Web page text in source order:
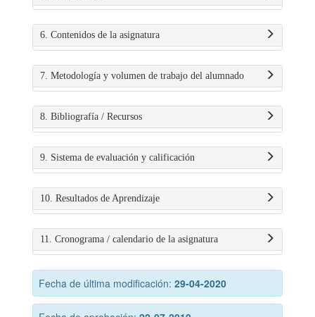
6. Contenidos de la asignatura
7. Metodología y volumen de trabajo del alumnado
8. Bibliografía / Recursos
9. Sistema de evaluación y calificación
10. Resultados de Aprendizaje
11. Cronograma / calendario de la asignatura
Fecha de última modificación: 29-04-2020